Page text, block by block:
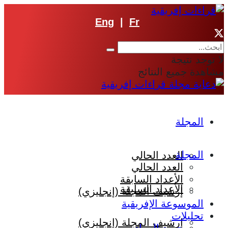
Eng Fr
لا توجد نتيجة
مشاهدة جميع النتائج
المجلة
العدد الحالي
الأعداد السابقة
إرشيف المجلة (إنجليزي)
المجلة
العدد الحالي
الأعداد السابقة
إرشيف المجلة (إنجليزي)
الموسوعة الإفريقية
تحليلات